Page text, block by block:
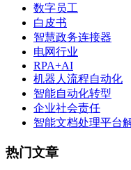
数字员工
白皮书
智慧政务连接器
电网行业
RPA+AI
机器人流程自动化
智能自动化转型
企业社会责任
智能文档处理平台
热门文章